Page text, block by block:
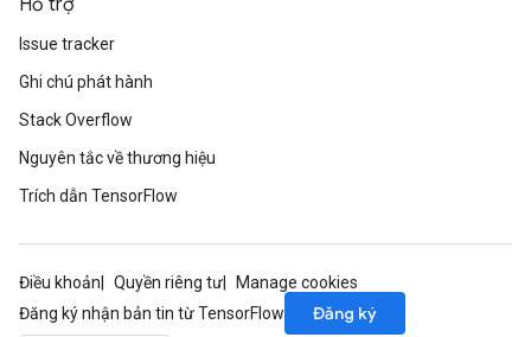
Hỗ trợ
Issue tracker
Ghi chú phát hành
Stack Overflow
Nguyên tắc về thương hiệu
Trích dẫn TensorFlow
Điều khoản Quyền riêng tư
Manage cookies
Đăng ký nhận bản tin từ TensorFlow
Đăng ký